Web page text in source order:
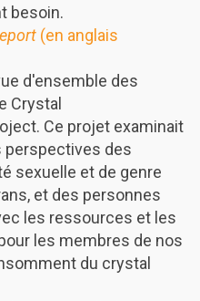
besoin.
(en anglais
d'ensemble des
Crystal
Ce projet examinait
perspectives des
sexuelle et de genre
et des personnes
les ressources et les
les membres de nos
du crystal